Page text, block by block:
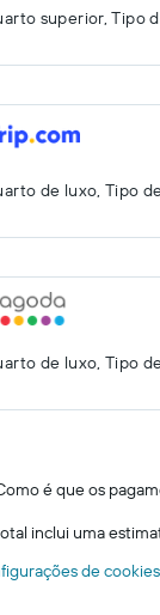
superior, Tipo
de luxo, Tipo
de luxo, Tipo
é que os
inclui uma
de cookies